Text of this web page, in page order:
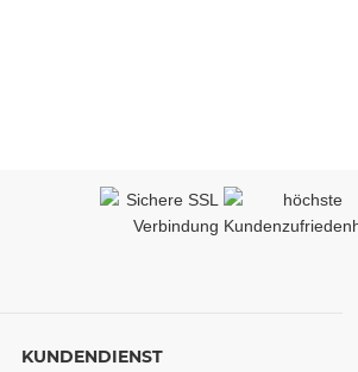
KUNDENDIENST